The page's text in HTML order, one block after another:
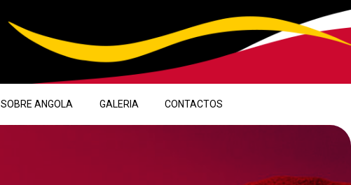
SOBRE ANGOLA GALERIA CONTACTOS